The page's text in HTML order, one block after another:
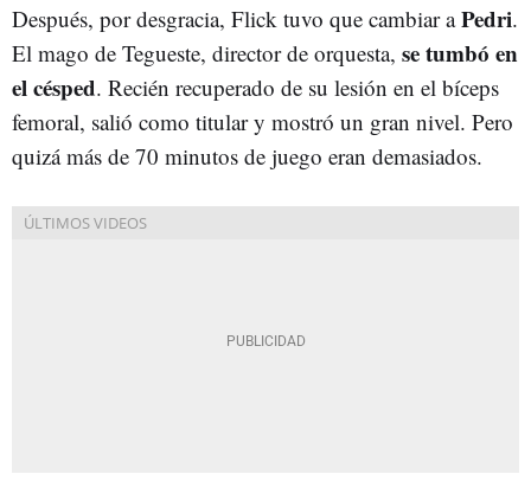
Después, por desgracia, Flick tuvo que cambiar aPedri.
El mago de Tegueste, director de orquesta, se tumbó en
el césped. Recién recuperado de su lesión en el bíceps
femoral, salió como titular y mostró un gran nivel. Pero
quizá más de 70 minutos de juego eran demasiados.